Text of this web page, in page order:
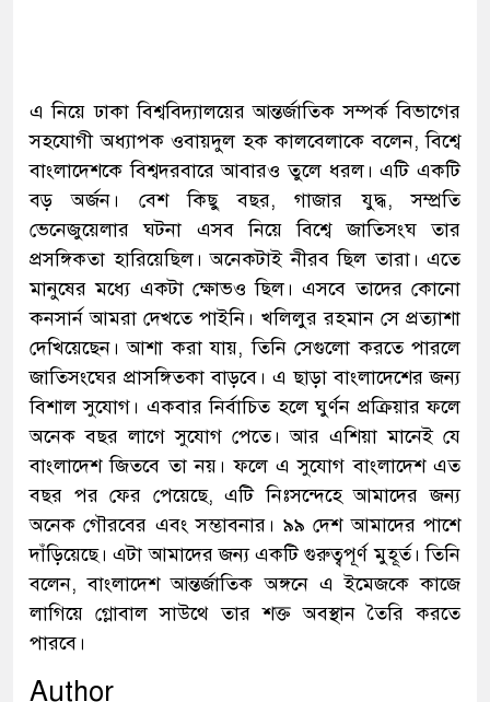
এ নিয়ে ঢাকা বিশ্ববিদ্যালয়ের আন্তর্জাতিক সম্পর্ক বিভাগের
সহযোগী অধ্যাপক ওবায়দুল হক কালবেলাকে বলেন, বিশ্বে
বাংলাদেশকে বিশ্বদরবারে আবারও তুলে ধরল। এটি একটি
বড় অর্জন। বেশ কিছু বছর, গাজার যুদ্ধ, সম্প্রতি
ভেনেজুয়েলার ঘটনা এসব নিয়ে বিশ্বে জাতিসংঘ তার
প্রসঙ্গিকতা হারিয়েছিল। অনেকটাই নীরব ছিল তারা। এতে
মানুষের মধ্যে একটা ক্ষোভও ছিল। এসবে তাদের কোনো
কনসার্ন আমরা দেখতে পাইনি। খলিলুর রহমান সে প্রত্যাশা
দেখিয়েছেন। আশা করা যায়, তিনি সেগুলো করতে পারলে
জাতিসংঘের প্রাসঙ্গিতকা বাড়বে। এ ছাড়া বাংলাদেশের জন্য
বিশাল সুযোগ। একবার নির্বাচিত হলে ঘুর্ণন প্রক্রিয়ার ফলে
অনেক বছর লাগে সুযোগ পেতে। আর এশিয়া মানেই যে
বাংলাদেশ জিতবে তা নয়। ফলে এ সুযোগ বাংলাদেশ এত
বছর পর ফের পেয়েছে, এটি নিঃসন্দেহে আমাদের জন্য
অনেক গৌরবের এবং সম্ভাবনার। ৯৯ দেশ আমাদের পাশে
দাঁড়িয়েছে। এটা আমাদের জন্য একটি গুরুত্বপূর্ণ মুহূর্ত। তিনি
বলেন, বাংলাদেশ আন্তর্জাতিক অঙ্গনে এ ইমেজকে কাজে
লাগিয়ে গ্লোবাল সাউথে তার শক্ত অবস্থান তৈরি করতে
পারবে।
Author